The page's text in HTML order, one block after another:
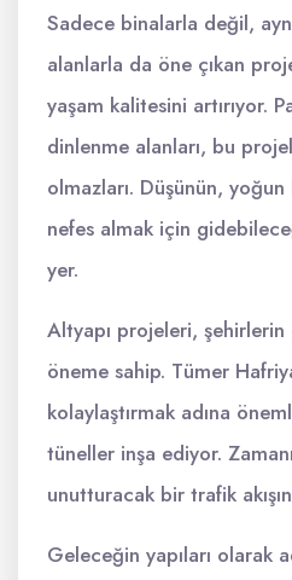
Sadece binalarla değil,
alanlarla da öne çıkan
yaşam kalitesini artırıyor.
dinlenme alanları, bu
olmazları. Düşünün,
nefes almak için
yer.
Altyapı projeleri,
öneme sahip. Tümer
kolaylaştırmak adına
tüneller inşa ediyor.
unutturacak bir trafik
Geleceğin yapıları olarak